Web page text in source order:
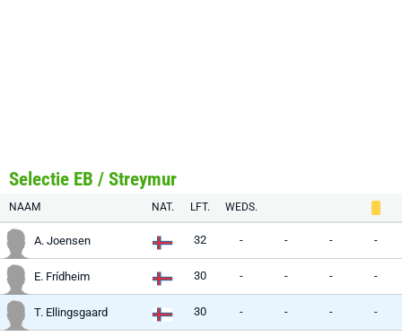
Selectie EB / Streymur
NAAM NAT. LFT. WEDS.
A. Joensen 32 - - - -
E. Frídheim 30 - - - -
T. Ellingsgaard 30 - - - -